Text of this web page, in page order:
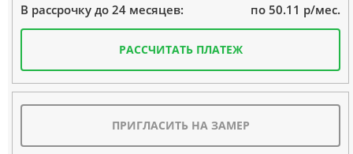
В рассрочку до 24 месяцев: по 50.11 р/мес.
РАССЧИТАТЬ ПЛАТЕЖ
ПРИГЛАСИТЬ НА ЗАМЕР